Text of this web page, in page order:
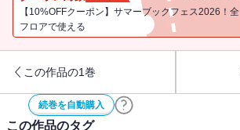
【10%OFFクーポン】サマーブックフェス2026！全
フロアで使える
この作品の1巻
続巻を自動購入
この作品のタグ